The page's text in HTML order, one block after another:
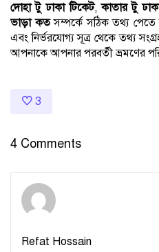
দোহা টু ঢাকা টিকেট,কাতার টু
ভাড়া কতসম্পর্কে সঠিক তথ্য
এবং নির্ভরযোগ্য সূত্র থেকে তথ্য
আপনাকে আপনার পরবর্তী ভ্রমণের
3
4 Comments
Refat Hossain